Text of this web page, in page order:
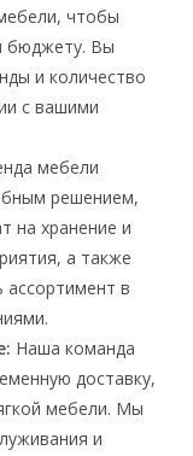
чтобы
бюджету. Вы
и количество
с вашими
мебели
решением,
на хранение и
а также
в
Наша команда
доставку,
мебели. Мы
и